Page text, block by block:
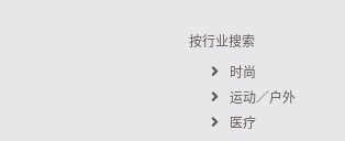
按行业搜索
时尚
运动／户外
医疗